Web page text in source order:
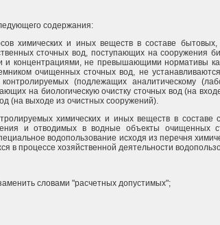
содержания:
химических и иных веществ в составе бытовых,
сточных вод, поступающих на сооружения
и концентрациями, не превышающими нормативы
очищенных сточных вод, не
(подлежащих аналитическому
на биологическую очистку сточных вод (на
(на выходе из очистных сооружений).
химических и иных веществ в составе
и отводимых в водные объекты очищенных
водопользование исходя из перечня
в процессе хозяйственной деятельности
словами "расчетных допустимых";